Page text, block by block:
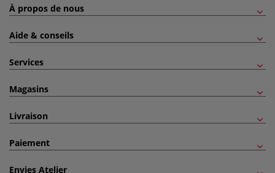
À propos de nous
Aide & conseils
Services
Magasins
Livraison
Paiement
Envies Atelier